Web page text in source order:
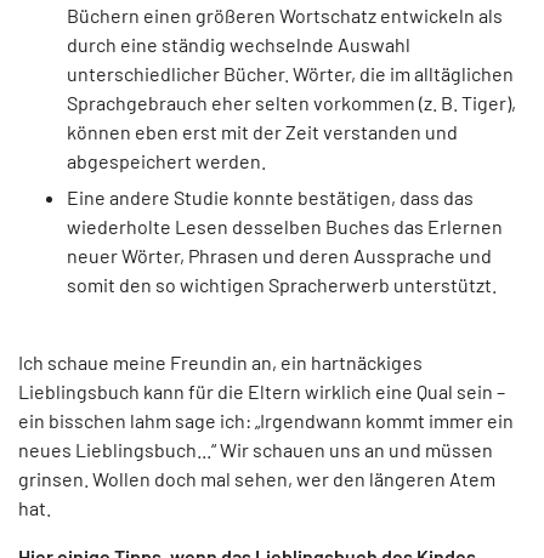
Büchern einen größeren Wortschatz entwickeln als
durch eine ständig wechselnde Auswahl
unterschiedlicher Bücher. Wörter, die im alltäglichen
Sprachgebrauch eher selten vorkommen (z. B. Tiger),
können eben erst mit der Zeit verstanden und
abgespeichert werden.
Eine andere Studie konnte bestätigen, dass das
wiederholte Lesen desselben Buches das Erlernen
neuer Wörter, Phrasen und deren Aussprache und
somit den so wichtigen Spracherwerb unterstützt.
Ich schaue meine Freundin an, ein hartnäckiges
Lieblingsbuch kann für die Eltern wirklich eine Qual sein –
ein bisschen lahm sage ich: „Irgendwann kommt immer ein
neues Lieblingsbuch...“ Wir schauen uns an und müssen
grinsen. Wollen doch mal sehen, wer den längeren Atem
hat.